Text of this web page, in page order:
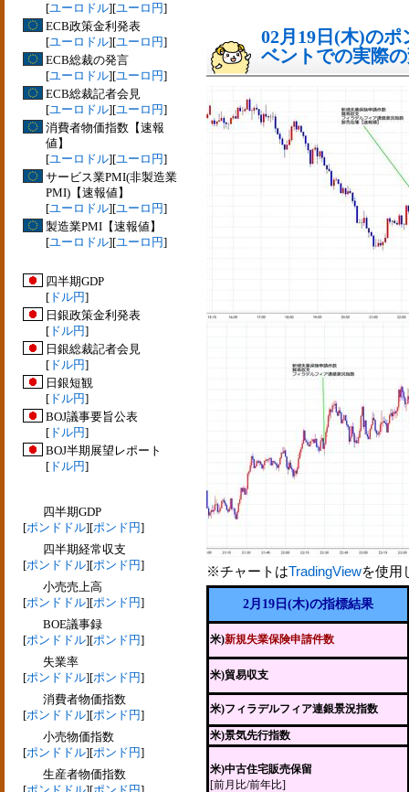
[ユーロドル][ユーロ円]
ECB政策金利発表
[ユーロドル][ユーロ円]
ECB総裁の発言
[ユーロドル][ユーロ円]
ECB総裁記者会見
[ユーロドル][ユーロ円]
消費者物価指数【速報
値】
[ユーロドル][ユーロ円]
サービス業PMI(非製造業
PMI)【速報値】
[ユーロドル][ユーロ円]
製造業PMI【速報値】
[ユーロドル][ユーロ円]
四半期GDP
[ ドル円]
日銀政策金利発表
[ ドル円]
日銀総裁記者会見
[ ドル円]
日銀短観
[ ドル円]
BOJ議事要旨公表
[ ドル円]
BOJ半期展望レポート
[ ドル円]
四半期GDP
[ポンドドル][ポンド円]
四半期経常収支
[ポンドドル][ポンド円]
小売売上高
[ポンドドル][ポンド円]
BOE議事録
[ポンドドル][ポンド円]
失業率
[ポンドドル][ポンド円]
消費者物価指数
[ポンドドル][ポンド円]
小売物価指数
[ポンドドル][ポンド円]
生産者物価指数
02月19日(木)の
ベントでの実際
※チャートはTradingViewを使用
2月19日(木)の指標結果
米)新規失業保険申請件数
米)貿易収支
米)フィラデルフィア連銀景況指数
米)景気先行指数
米)中古住宅販売保留
[前月比/前年比]